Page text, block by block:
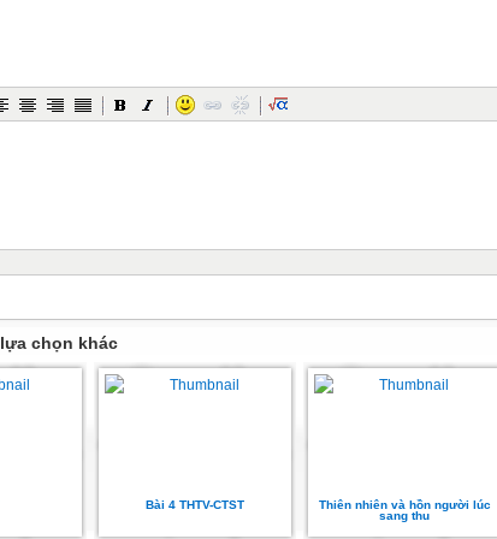
luôn chang chứa
xưa.
chọn khác
Bài 4 THTV-CTST
Thiên nhiên và hồn người lúc
sang thu